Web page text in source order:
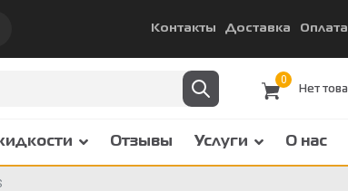
Контакты Доставка Оплата
0
Отзывы Услуги О нас